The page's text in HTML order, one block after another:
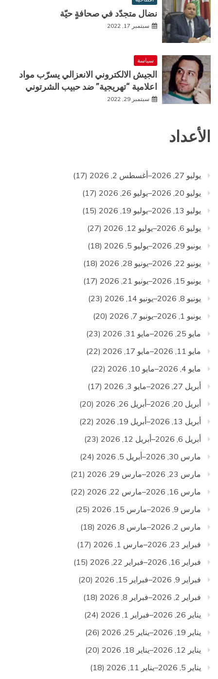
نضال متجدّد في صحافةٍ حيّة
سبتمبر 17, 2022
سياسة
الجيش الالكتروني الانعزالي يسرّب مواد
اعلامية “تهريجية” ضد حبيب الشرتوني
سبتمبر 29, 2022
الأعداد
يوليو 27, 2026–أغسطس 2, 2026
(17)
يوليو 20, 2026–يوليو 26, 2026
(17)
يوليو 13, 2026–يوليو 19, 2026
(15)
يوليو 6, 2026–يوليو 12, 2026
(27)
يونيو 29, 2026–يوليو 5, 2026
(18)
يونيو 22, 2026–يونيو 28, 2026
(18)
يونيو 15, 2026–يونيو 21, 2026
(17)
يونيو 8, 2026–يونيو 14, 2026
(23)
يونيو 1, 2026–يونيو 7, 2026
(20)
مايو 25, 2026–مايو 31, 2026
(23)
مايو 11, 2026–مايو 17, 2026
(22)
مايو 4, 2026–مايو 10, 2026
(22)
أبريل 27, 2026–مايو 3, 2026
(17)
أبريل 20, 2026–أبريل 26, 2026
(20)
أبريل 13, 2026–أبريل 19, 2026
(22)
أبريل 6, 2026–أبريل 12, 2026
(23)
مارس 30, 2026–أبريل 5, 2026
(24)
مارس 23, 2026–مارس 29, 2026
(21)
مارس 16, 2026–مارس 22, 2026
(22)
مارس 9, 2026–مارس 15, 2026
(25)
مارس 2, 2026–مارس 8, 2026
(18)
فبراير 23, 2026–مارس 1, 2026
(17)
فبراير 16, 2026–فبراير 22, 2026
(15)
فبراير 9, 2026–فبراير 15, 2026
(20)
فبراير 2, 2026–فبراير 8, 2026
(18)
يناير 26, 2026–فبراير 1, 2026
(24)
يناير 19, 2026–يناير 25, 2026
(26)
يناير 12, 2026–يناير 18, 2026
(20)
يناير 5, 2026–يناير 11, 2026
(18)